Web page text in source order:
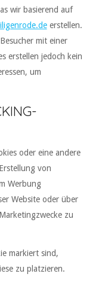
wir basierend auf
erstellen.
mit einer
erstellen jedoch kein
um
oder eine andere
von
Werbung
Website oder über
zu
markiert sind,
zu platzieren.